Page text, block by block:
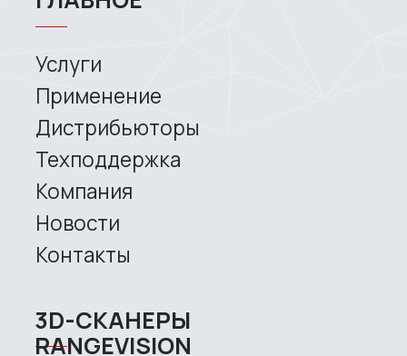
Handheld Calibry
Universal Spectrum
Metrological PRO II
Metrological PRIME
3D SCANNERS
Contacts
News
Company
Support
Distributors
Application